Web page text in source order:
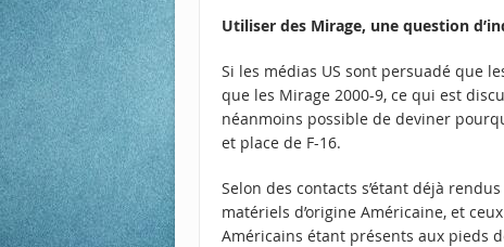
Utiliser des Mirage, une question
Si les médias US sont persuadé que
que les Mirage 2000-9, ce qui est
néanmoins possible de deviner
et place de F-16.
Selon des contacts s’étant déjà
matériels d’origine Américaine, et
Américains étant présents aux pieds